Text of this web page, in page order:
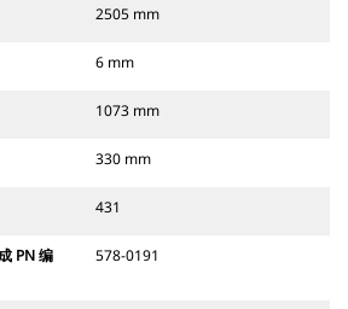
2505 mm
6 mm
1073 mm
330 mm
431
PN 编
578-0191